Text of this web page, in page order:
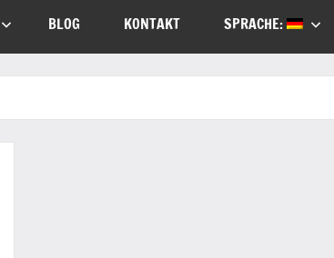
Consulting
BLOG KONTAKT SPRACHE: